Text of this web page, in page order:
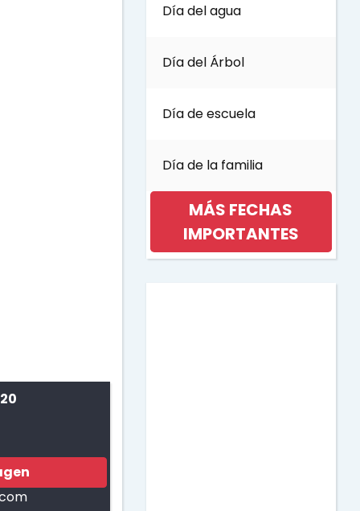
Día del agua
Día del Árbol
Día de escuela
Día de la familia
MÁS FECHAS
IMPORTANTES